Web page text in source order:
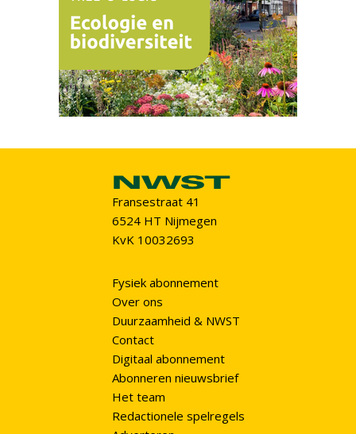
Fransestraat 41
6524 HT Nijmegen
KvK 10032693
Fysiek abonnement
Over ons
Duurzaamheid & NWST
Contact
Digitaal abonnement
Abonneren nieuwsbrief
Het team
Redactionele spelregels